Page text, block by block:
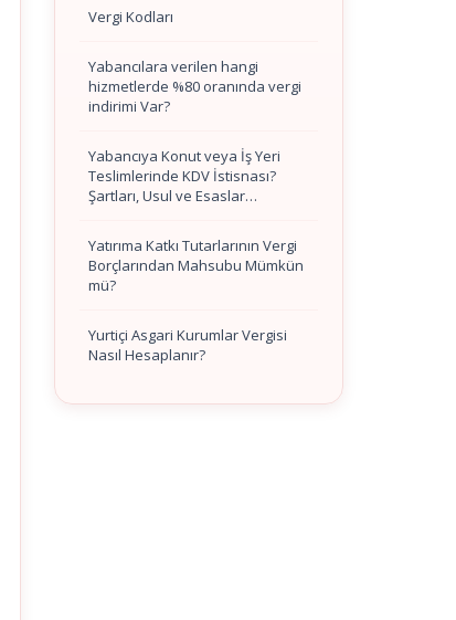
Vergi Kodları
Yabancılara verilen hangi
hizmetlerde %80 oranında vergi
indirimi Var?
Yabancıya Konut veya İş Yeri
Teslimlerinde KDV İstisnası?
Şartları, Usul ve Esaslar…
Yatırıma Katkı Tutarlarının Vergi
Borçlarından Mahsubu Mümkün
mü?
Yurtiçi Asgari Kurumlar Vergisi
Nasıl Hesaplanır?